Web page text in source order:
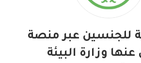
للجنسين عبر منصة
وزارة البيئة